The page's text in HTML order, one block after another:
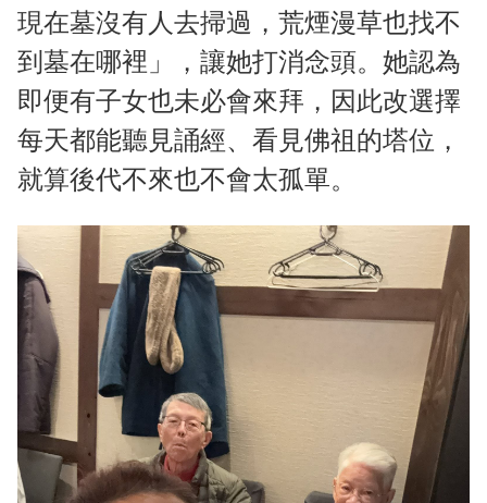
現在墓沒有人去掃過，荒煙漫草也找不
到墓在哪裡」，讓她打消念頭。她認為
即便有子女也未必會來拜，因此改選擇
每天都能聽見誦經、看見佛祖的塔位，
就算後代不來也不會太孤單。